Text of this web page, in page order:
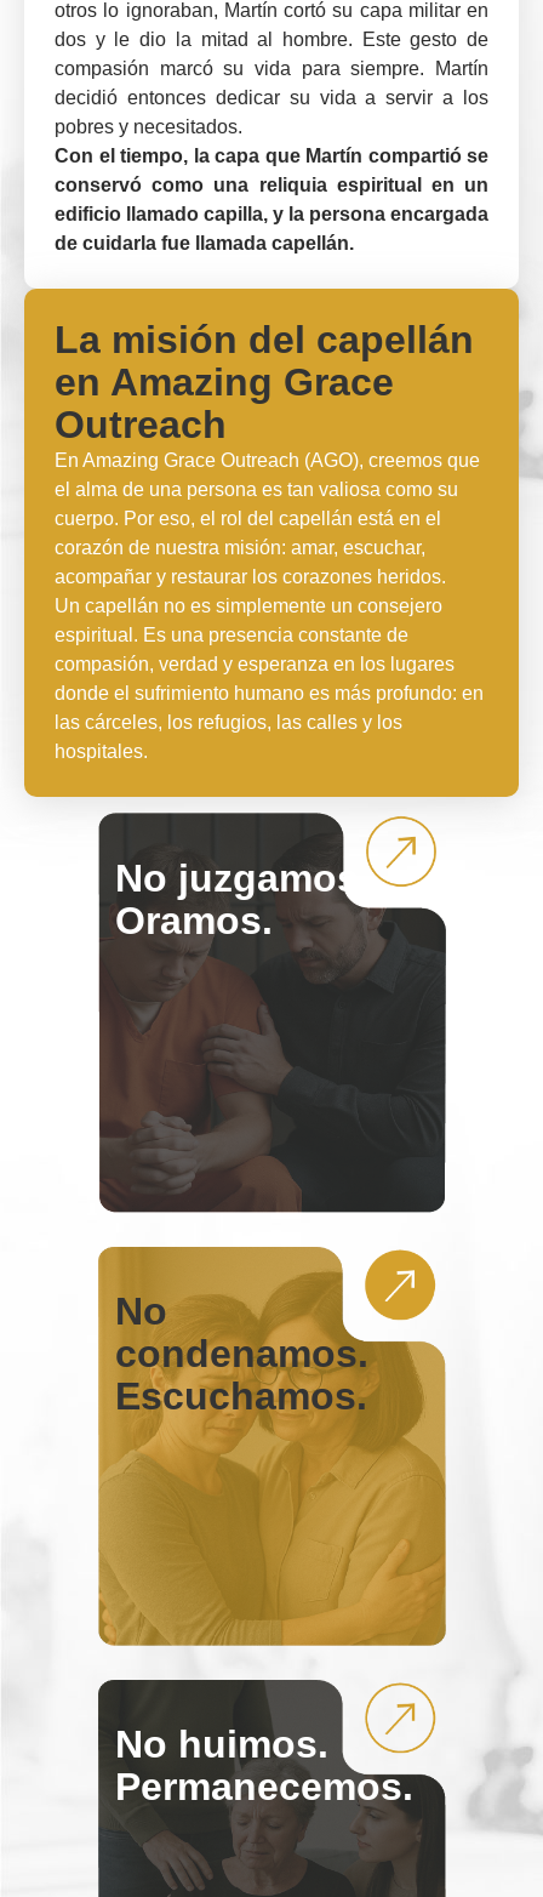
otros lo ignoraban, Martín cortó su capa militar en
dos y le dio la mitad al hombre. Este gesto de
compasión marcó su vida para siempre. Martín
decidió entonces dedicar su vida a servir a los
pobres y necesitados.
Con el tiempo, la capa que Martín compartió se
conservó como una reliquia espiritual en un
edificio llamado capilla, y la persona encargada
de cuidarla fue llamada capellán.
La misión del capellán
en Amazing Grace
Outreach
En Amazing Grace Outreach (AGO), creemos que
el alma de una persona es tan valiosa como su
cuerpo. Por eso, el rol del capellán está en el
corazón de nuestra misión: amar, escuchar,
acompañar y restaurar los corazones heridos.
Un capellán no es simplemente un consejero
espiritual. Es una presencia constante de
compasión, verdad y esperanza en los lugares
donde el sufrimiento humano es más profundo: en
las cárceles, los refugios, las calles y los
hospitales.
No juzgamos.
Oramos.
No
condenamos.
Escuchamos.
No huimos.
Permanecemos.